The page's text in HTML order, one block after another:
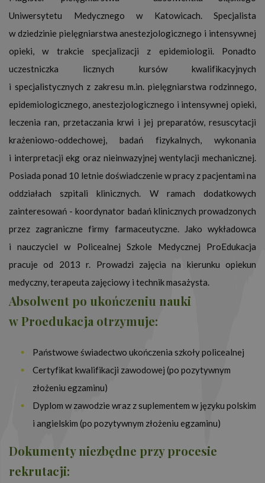
Uniwersytetu Medycznego w Katowicach. Specjalista
w dziedzinie pielęgniarstwa anestezjologicznego i intensywnej
opieki, w trakcie specjalizacji z epidemiologii. Ponadto
uczestniczka licznych kursów kwalifikacyjnych
i specjalistycznych z zakresu m.in. pielęgniarstwa rodzinnego,
epidemiologicznego, anestezjologicznego i intensywnej opieki,
leczenia ran, przetaczania krwi i jej preparatów, resuscytacji
krażeniowo-oddechowej, badań fizykalnych, wykonania
i interpretacji ekg oraz nieinwazyjnej wentylacji mechanicznej.
Posiada ponad 10 letnie doświadczenie w pracy z pacjentami na
oddziałach szpitali klinicznych. W ramach dodatkowych
zainteresowań - koordynator badań klinicznych prowadzonych
przez zagraniczne firmy farmaceutyczne. Jako wykładowca
i nauczyciel w Policealnej Szkole Medycznej ProEdukacja
pracuje od 2013 r. Prowadzi zajęcia na kierunku opiekun
medyczny, terapeuta zajęciowy i technik masażysta.
Absolwent po ukończeniu nauki
w Proedukacja otrzymuje:
Państwowe świadectwo ukończenia szkoły policealnej
Certyfikat kwalifikacji zawodowej (po pozytywnym
złożeniu egzaminu)
Dyplom w zawodzie wraz z suplementem w języku polskim
i angielskim (po pozytywnym złożeniu egzaminu)
Dokumenty niezbędne przy procesie
rekrutacji: